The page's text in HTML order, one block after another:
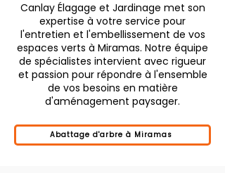
Canlay Élagage et Jardinage met son
expertise à votre service pour
l'entretien et l'embellissement de vos
espaces verts à Miramas. Notre équipe
de spécialistes intervient avec rigueur
et passion pour répondre à l'ensemble
de vos besoins en matière
d'aménagement paysager.
Abattage d'arbre à Miramas